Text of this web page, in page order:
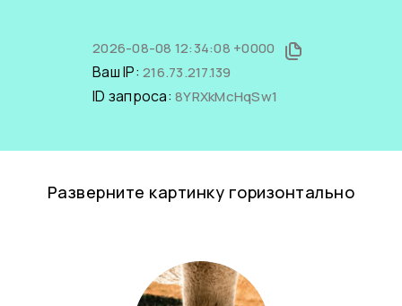
2026-08-08 12:34:08 +0000
Ваш IP: 216.73.217.139
ID запроса: 8YRXkMcHqSw1
Разверните картинку горизонтально